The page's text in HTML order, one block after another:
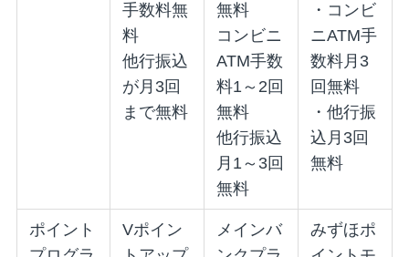
手数料無
料
他行振込
が月3回
まで無料
無料
コンビニ
ATM手数
料1～2回
無料
他行振込
月1～3回
無料
・コンビ
ニATM手
数料月3
回無料
・他行振
込月3回
無料
ポイント
Vポイン
メインバ
みずほポ